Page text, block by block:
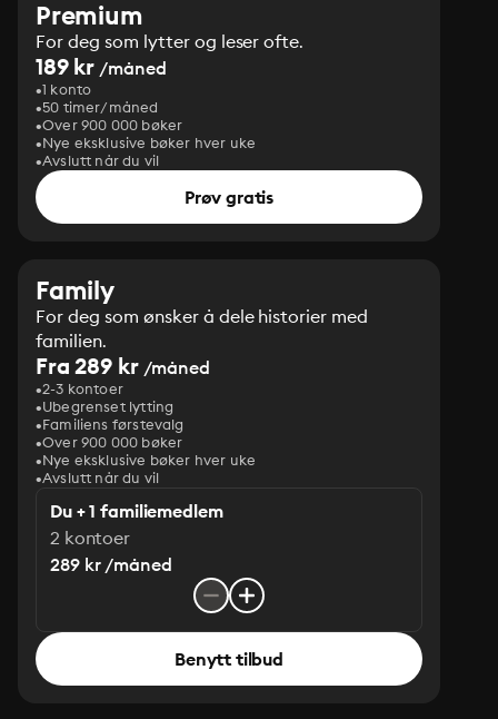
Premium
For deg som lytter og leser ofte.
189 kr /måned
1 konto
50 timer/måned
Over 900 000 bøker
Nye eksklusive bøker hver uke
Avslutt når du vil
Prøv gratis
Family
For deg som ønsker å dele historier med
familien.
Fra 289 kr/måned
2-3 kontoer
Ubegrenset lytting
Familiens førstevalg
Over 900 000 bøker
Nye eksklusive bøker hver uke
Avslutt når du vil
Du + 1 familiemedlem
2 kontoer
289 kr /måned
Benytt tilbud